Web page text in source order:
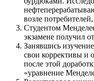
возле
Студентом
экзамене получил
Занявшись
свои коррективы и
после этой
«уравнение